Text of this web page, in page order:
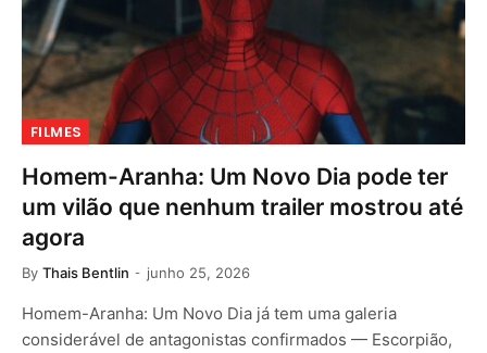
FILMES
Homem-Aranha: Um Novo Dia pode ter
um vilão que nenhum trailer mostrou até
agora
By Thais Bentlin junho 25, 2026
Homem-Aranha: Um Novo Dia já tem uma galeria
considerável de antagonistas confirmados — Escorpião,